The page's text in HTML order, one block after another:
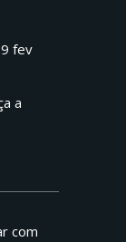
a
com